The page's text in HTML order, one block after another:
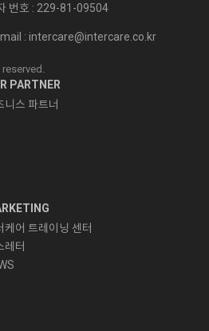
번호 : 229-81-09504
mail : intercare@intercare.co.kr
PARTNER
니스 파트너
케어 트레이닝 센터
레터